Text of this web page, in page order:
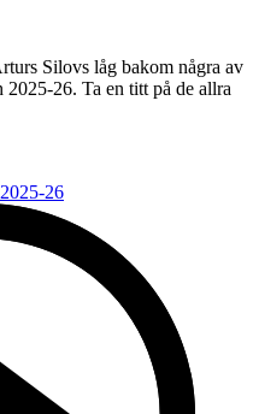
Silovs låg bakom några av
2025-26. Ta en titt på de allra